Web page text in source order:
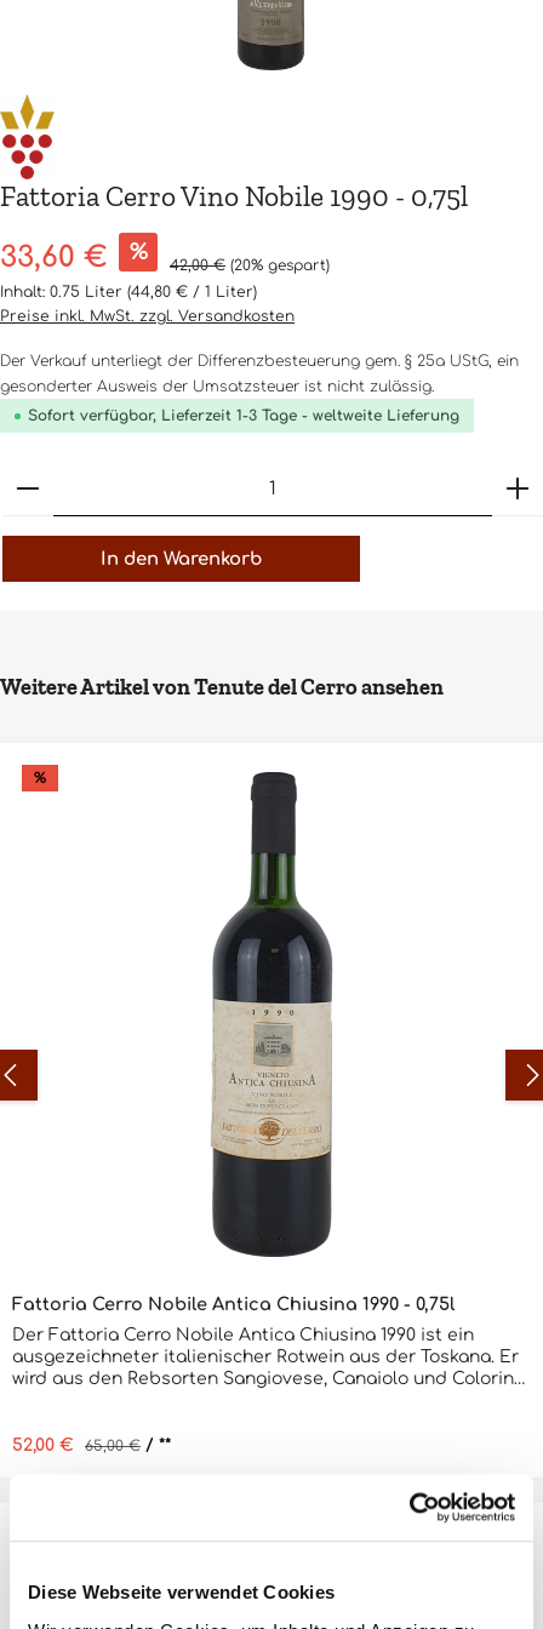
Diese Webseite verwendet Cookies
Fattoria Cerro Vino Nobile 1990 - 0,75l
Verkaufspreis:
33,60 € % Regulärer Preis:
42,00 € (20% gespart)
Inhalt: 0.75 Liter (44,80 € / 1 Liter)
Preise inkl. MwSt. zzgl. Versandkosten
Der Verkauf unterliegt der Differenzbesteuerung gem. § 25a UStG, ein
gesonderter Ausweis der Umsatzsteuer ist nicht zulässig.
Sofort verfügbar, Lieferzeit 1-3 Tage - weltweite Lieferung
Produkt Anzahl: Gib den gewünschten Wert
In den Warenkorb
Produktgalerie überspringen
Weitere Artikel von Tenute del Cerro ansehen
%
Fattoria Cerro Nobile Antica Chiusina 1990 - 0,75l
Der Fattoria Cerro Nobile Antica Chiusina 1990 ist ein
ausgezeichneter italienischer Rotwein aus der Toskana. Er
wird aus den Rebsorten Sangiovese, Canaiolo und Colorino
und ein komplexes Bouquet, das Noten von reifen
und einem langen, anhaltenden Abgang. Er passt
Verkaufspreis:
52,00 € Regulärer Preis:
65,00 € / **